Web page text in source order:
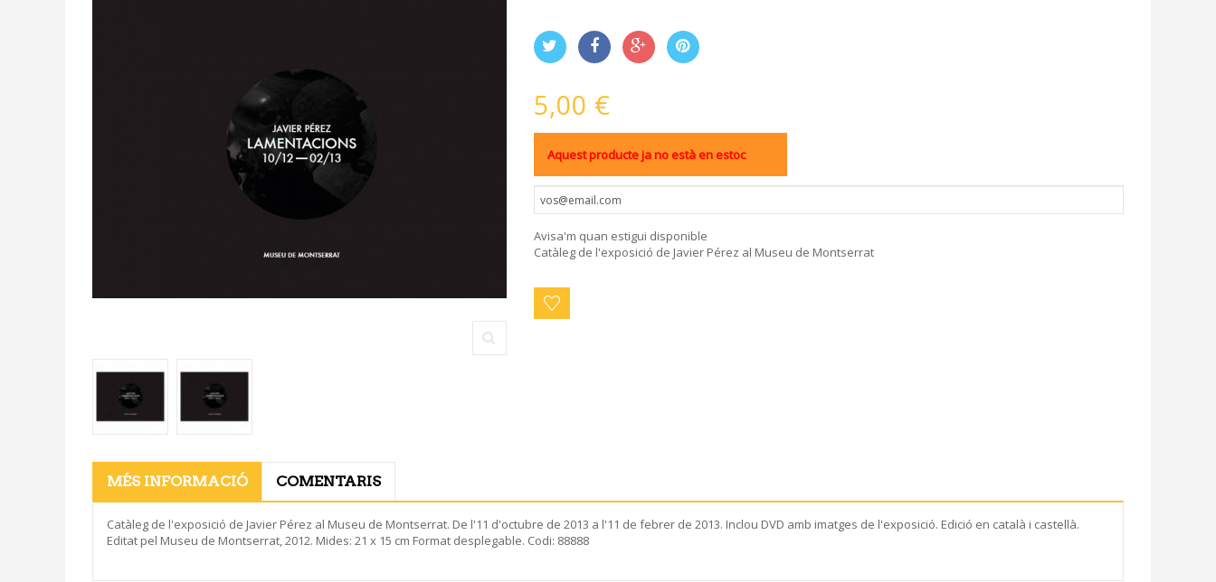
5,00 €
Aquest producte ja no està en estoc
Avisa'm quan estigui disponible
Catàleg de l'exposició de Javier Pérez al Museu de Montserrat
MÉS INFORMACIÓ COMENTARIS
Catàleg de l'exposició de Javier Pérez al Museu de Montserrat. De l'11 d'octubre de 2013 a l'11 de febrer de 2013. Inclou DVD amb imatges de l'exposició. Edició en català i castellà.
Editat pel Museu de Montserrat, 2012. Mides: 21 x 15 cm Format desplegable. Codi: 88888